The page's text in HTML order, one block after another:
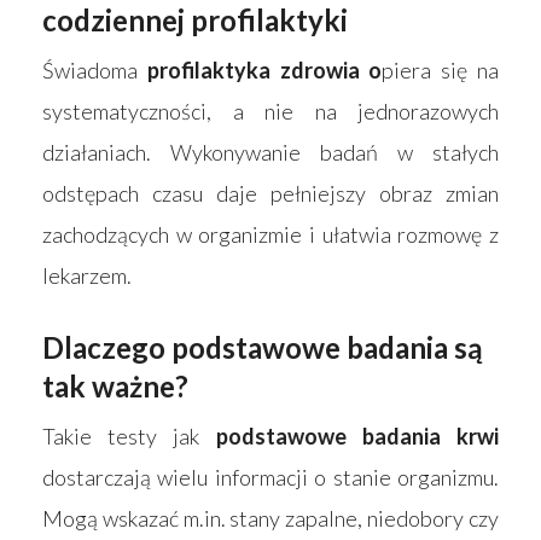
codziennej profilaktyki
Świadoma profilaktyka zdrowia opiera się na
systematyczności, a nie na jednorazowych
działaniach. Wykonywanie badań w stałych
odstępach czasu daje pełniejszy obraz zmian
zachodzących w organizmie i ułatwia rozmowę z
lekarzem.
Dlaczego podstawowe badania są
tak ważne?
Takie testy jak podstawowe badania krwi
dostarczają wielu informacji o stanie organizmu.
Mogą wskazać m.in. stany zapalne, niedobory czy